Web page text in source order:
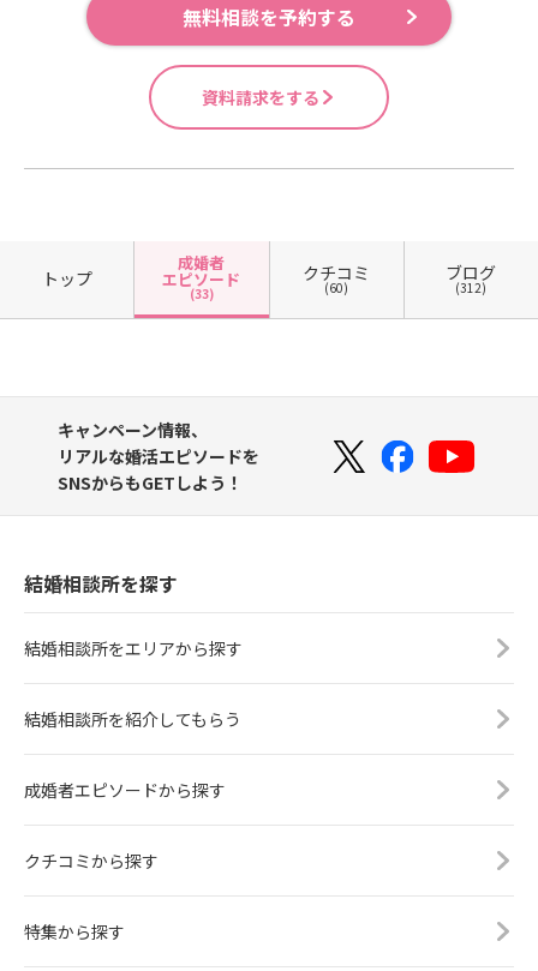
無料相談を予約する
資料請求をする
トップ
成婚者
エピソード
(33)
クチコミ
(60)
ブログ
(312)
キャンペーン情報、
リアルな婚活エピソードを
SNSからもGETしよう！
結婚相談所を探す
結婚相談所をエリアから探す
結婚相談所を紹介してもらう
成婚者エピソードから探す
クチコミから探す
特集から探す